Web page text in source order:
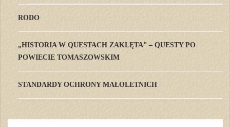
RODO
„HISTORIA W QUESTACH ZAKLĘTA” – QUESTY PO
POWIECIE TOMASZOWSKIM
STANDARDY OCHRONY MAŁOLETNICH